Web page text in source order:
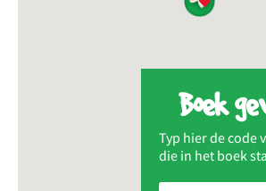
Boek
Typ hier de code
die in het boek